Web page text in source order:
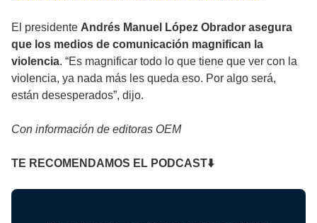
El presidente Andrés Manuel López Obrador asegura
que los medios de comunicación magnifican la
violencia. “Es magnificar todo lo que tiene que ver con la
violencia, ya nada más les queda eso. Por algo será,
están desesperados”, dijo.
Con información de editoras OEM
TE RECOMENDAMOS EL PODCAST⬇